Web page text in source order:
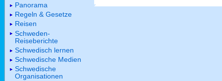
Panorama
Regeln & Gesetze
Reisen
Schweden-
Reiseberichte
Schwedisch lernen
Schwedische Medien
Schwedische
Organisationen